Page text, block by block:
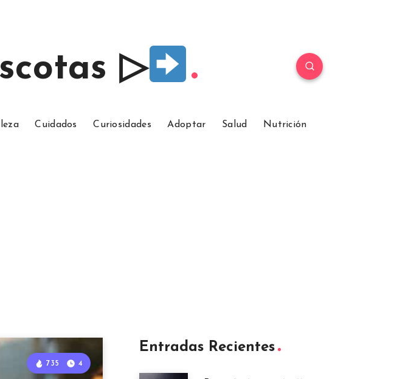
▷
Cuidados Curiosidades Adoptar Salud Nutrición
735 4
Entradas Recientes